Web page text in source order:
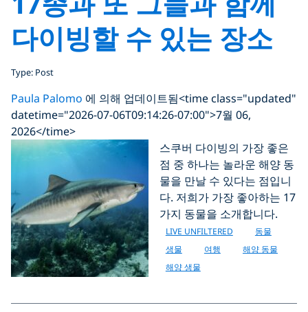
다이빙할 수 있는 장소
Type: Post
Paula Palomo 에 의해 업데이트됨<time class="updated"
datetime="2026-07-06T09:14:26-07:00">7월 06,
2026</time>
스쿠버 다이빙의 가장 좋은
점 중 하나는 놀라운 해양 동
물을 만날 수 있다는 점입니
다. 저희가 가장 좋아하는 17
가지 동물을 소개합니다.
LIVE UNFILTERED
동물
생물
여행
해양 동물
해양 생물